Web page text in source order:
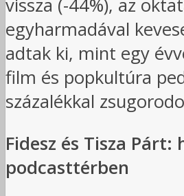
vissza (-44%), az
egyharmadával
adtak ki, mint egy
film és popkultúra
százalékkal
Fidesz és Tisza Párt:
podcasttérben